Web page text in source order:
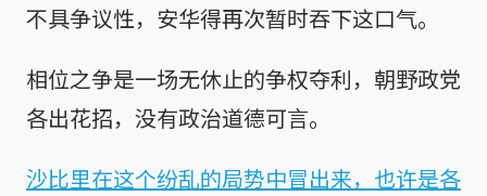
不具争议性，安华得再次暂时吞下这口气。
相位之争是一场无休止的争权夺利，朝野政党
各出花招，没有政治道德可言。
沙比里在这个纷乱的局势中冒出来，也许是各